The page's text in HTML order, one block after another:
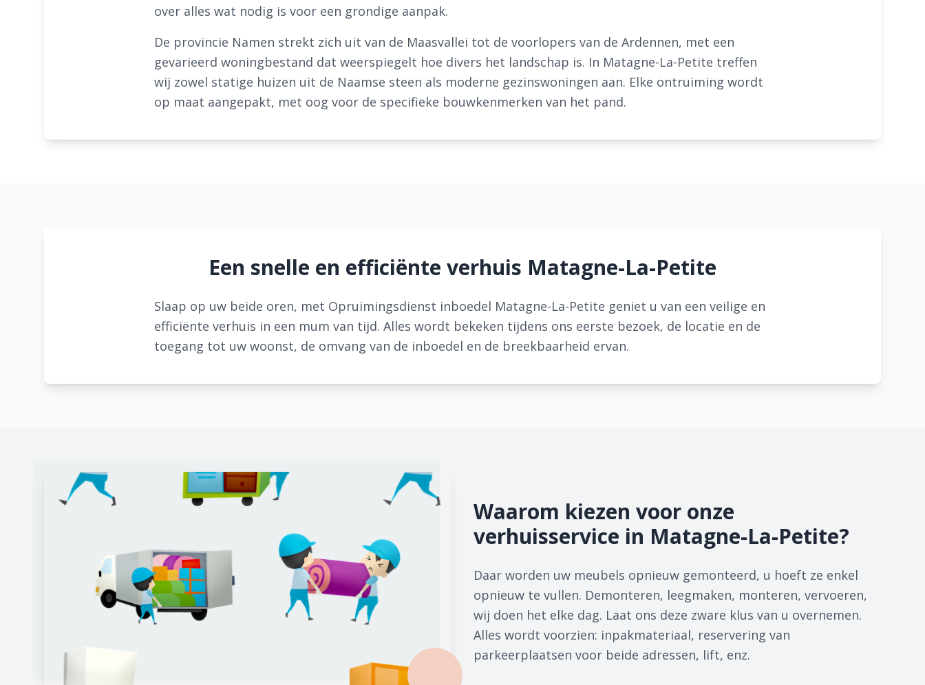
over alles wat nodig is voor een grondige aanpak.
De provincie Namen strekt zich uit van de Maasvallei tot de voorlopers van de Ardennen, met een
gevarieerd woningbestand dat weerspiegelt hoe divers het landschap is. In Matagne-La-Petite treffen
wij zowel statige huizen uit de Naamse steen als moderne gezinswoningen aan. Elke ontruiming wordt
op maat aangepakt, met oog voor de specifieke bouwkenmerken van het pand.
Een snelle en efficiënte verhuis Matagne-La-Petite
Slaap op uw beide oren, met Opruimingsdienst inboedel Matagne-La-Petite geniet u van een veilige en
efficiënte verhuis in een mum van tijd. Alles wordt bekeken tijdens ons eerste bezoek, de locatie en de
toegang tot uw woonst, de omvang van de inboedel en de breekbaarheid ervan.
Waarom kiezen voor onze
verhuisservice in Matagne-La-Petite?
Daar worden uw meubels opnieuw gemonteerd, u hoeft ze enkel
opnieuw te vullen. Demonteren, leegmaken, monteren, vervoeren,
wij doen het elke dag. Laat ons deze zware klus van u overnemen.
Alles wordt voorzien: inpakmateriaal, reservering van
parkeerplaatsen voor beide adressen, lift, enz.